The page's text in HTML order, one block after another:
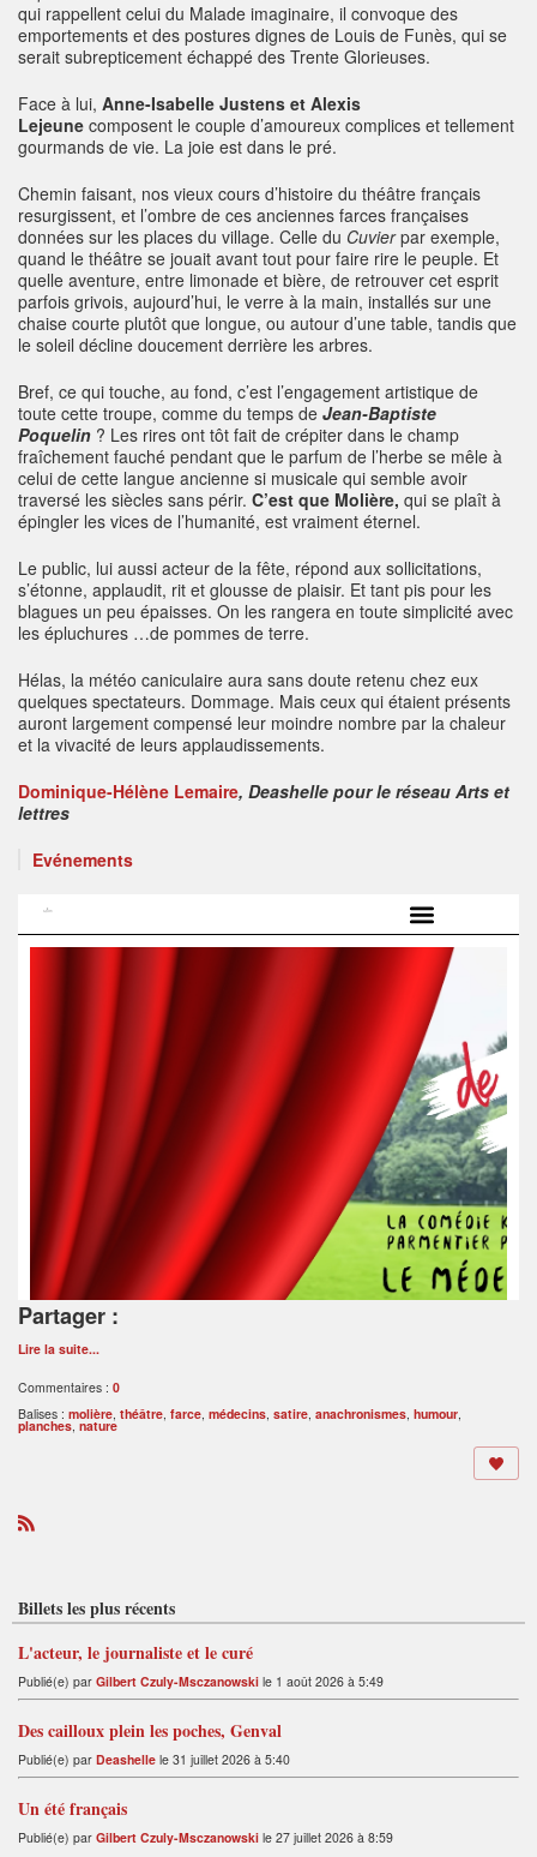
qui rappellent celui du Malade imaginaire, il convoque des
emportements et des postures dignes de Louis de Funès, qui se
serait subrepticement échappé des Trente Glorieuses.
Face à lui, Anne-Isabelle Justens et Alexis
Lejeune composent le couple d’amoureux complices et tellement
gourmands de vie. La joie est dans le pré.
Chemin faisant, nos vieux cours d’histoire du théâtre français
resurgissent, et l’ombre de ces anciennes farces françaises
données sur les places du village. Celle du Cuvierpar exemple,
quand le théâtre se jouait avant tout pour faire rire le peuple. Et
quelle aventure, entre limonade et bière, de retrouver cet esprit
parfois grivois, aujourd’hui, le verre à la main, installés sur une
chaise courte plutôt que longue, ou autour d’une table, tandis que
le soleil décline doucement derrière les arbres.
Bref, ce qui touche, au fond, c’est l’engagement artistique de
toute cette troupe, comme du temps de Jean-Baptiste
Poquelin ? Les rires ont tôt fait de crépiter dans le champ
fraîchement fauché pendant que le parfum de l’herbe se mêle à
celui de cette langue ancienne si musicale qui semble avoir
traversé les siècles sans périr. C’est que Molière, qui se plaît à
épingler les vices de l’humanité, est vraiment éternel.
Le public, lui aussi acteur de la fête, répond aux sollicitations,
s’étonne, applaudit, rit et glousse de plaisir. Et tant pis pour les
blagues un peu épaisses. On les rangera en toute simplicité avec
les épluchures …de pommes de terre.
Hélas, la météo caniculaire aura sans doute retenu chez eux
quelques spectateurs. Dommage. Mais ceux qui étaient présents
auront largement compensé leur moindre nombre par la chaleur
et la vivacité de leurs applaudissements.
Dominique-Hélène Lemaire, Deashelle pour le réseau Arts et
lettres
Evénements
Partager :
Lire la suite...
Commentaires : 0
Balises : molière, théâtre, farce, médecins, satire, anachronismes, humour,
planches, nature
R
Billets les plus récents
L'acteur, le journaliste et le curé
Publié(e) par Gilbert Czuly-Msczanowski le 1 août 2026 à 5:49
Des cailloux plein les poches, Genval
Publié(e) par Deashelle le 31 juillet 2026 à 5:40
Un été français
Publié(e) par Gilbert Czuly-Msczanowski le 27 juillet 2026 à 8:59